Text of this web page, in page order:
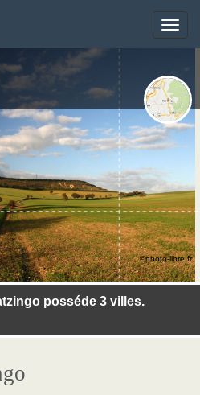
Toggle
posséde 3 villes.
©photo-libre.fr
Toggle